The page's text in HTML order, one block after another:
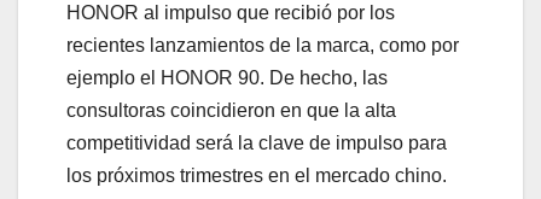
HONOR al impulso que recibió por los
recientes lanzamientos de la marca, como por
ejemplo el HONOR 90. De hecho, las
consultoras coincidieron en que la alta
competitividad será la clave de impulso para
los próximos trimestres en el mercado chino.